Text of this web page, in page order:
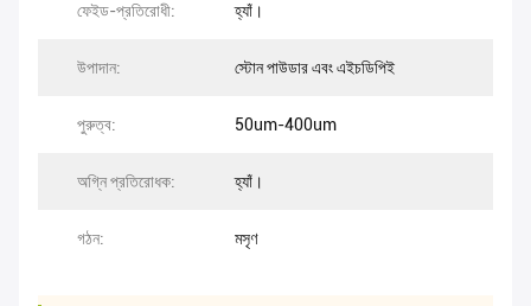
ফেইড-প্রতিরোধী: হ্যাঁ।
উপাদান: স্টোন পাউডার এবং এইচডিপিই
পুরুত্ব: 50um-400um
অগ্নি প্রতিরোধক: হ্যাঁ।
গঠন: মসৃণ